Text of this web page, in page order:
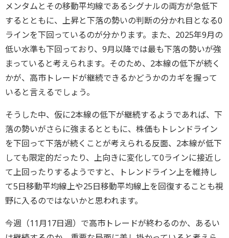
メンタムとその移動平均線であるシグナルの両方が急低下
するとともに、上昇と下落の勢いの判断の分かれ目となる0
ラインを下回っているのが分かります。また、2025年9月の
低い水準も下回っており、9月以降では最も下落の勢いが強
まっていると考えられます。そのため、2本線の低下が続く
かが、高市トレードが継続できるかどうかのカギを握って
いると言えるでしょう。
そうした中、仮に2本線の低下が継続するようであれば、下
落の勢いがさらに強まるとともに、株価もトレンドライン
を下回って下落が続くことが考えられる反面、2本線が低下
しても限定的だったり、上向きに変化して0ラインに接近し
て上回ったりするようですと、トレンドライン上を維持し
て5日移動平均線上や25日移動平均線上を回復することも視
野に入るのではないかと思われます。
今週（11月17日週）で高市トレードが終わるのか、あるい